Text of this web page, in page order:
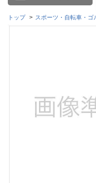
閲覧
トップ スポーツ・自転車・ゴ